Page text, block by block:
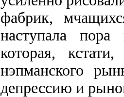
фабрик,
наступала пора
которая,
нэпманского
депрессию и